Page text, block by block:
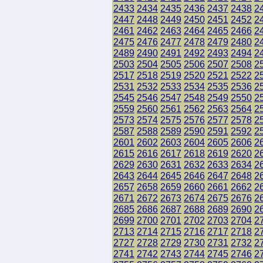
2433 2434 2435 2436 2437 2438
2447 2448 2449 2450 2451 2452
2461 2462 2463 2464 2465 2466
2475 2476 2477 2478 2479 2480
2489 2490 2491 2492 2493 2494
2503 2504 2505 2506 2507 2508
2517 2518 2519 2520 2521 2522
2531 2532 2533 2534 2535 2536
2545 2546 2547 2548 2549 2550
2559 2560 2561 2562 2563 2564
2573 2574 2575 2576 2577 2578
2587 2588 2589 2590 2591 2592
2601 2602 2603 2604 2605 2606
2615 2616 2617 2618 2619 2620
2629 2630 2631 2632 2633 2634
2643 2644 2645 2646 2647 2648
2657 2658 2659 2660 2661 2662
2671 2672 2673 2674 2675 2676
2685 2686 2687 2688 2689 2690
2699 2700 2701 2702 2703 2704
2713 2714 2715 2716 2717 2718
2727 2728 2729 2730 2731 2732
2741 2742 2743 2744 2745 2746